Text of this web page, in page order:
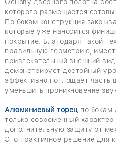
Основу дверного полотна
которого размещается
По бокам конструкция
которые уже наносится
покрытие. Благодаря такой
правильную геометрию,
привлекательный внешний
демонстрирует достойный
эффективно поглощает часть
уменьшить проникновение
Алюминиевый торец по бокам
только современный
дополнительную защиту от
Это практичное решение для